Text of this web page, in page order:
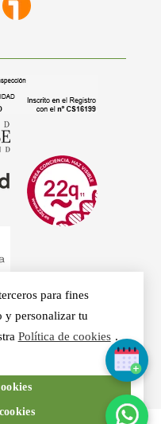
en Logopedia,
y Nutrición en Madrid.
para fines
y personalizar tu
Política de cookies .